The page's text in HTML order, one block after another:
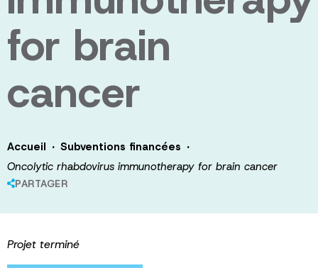
for brain
cancer
Accueil · Subventions financées ·
Oncolytic rhabdovirus immunotherapy for brain cancer
PARTAGER
Projet terminé